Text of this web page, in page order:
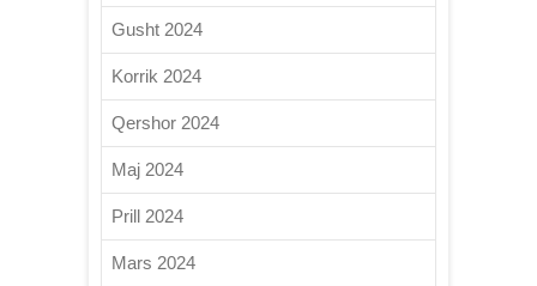
Gusht 2024
Korrik 2024
Qershor 2024
Maj 2024
Prill 2024
Mars 2024